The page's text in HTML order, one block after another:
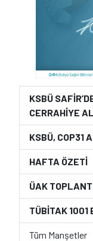
KSBÜ
CERRAHİYE
KSBÜ, COP31
HAFTA ÖZETİ
ÜAK
TÜBİTAK 1001
Tüm Manşetler